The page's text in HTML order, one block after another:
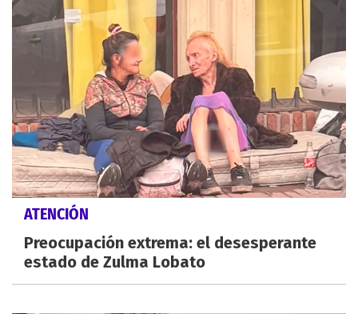
ATENCIÓN
Preocupación extrema: el desesperante
estado de Zulma Lobato